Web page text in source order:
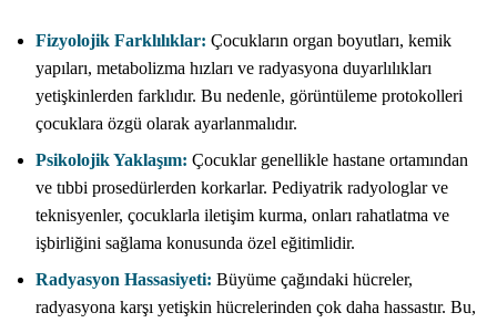
Fizyolojik Farklılıklar: Çocukların organ boyutları, kemik
yapıları, metabolizma hızları ve radyasyona duyarlılıkları
yetişkinlerden farklıdır. Bu nedenle, görüntüleme protokolleri
çocuklara özgü olarak ayarlanmalıdır.
Psikolojik Yaklaşım: Çocuklar genellikle hastane ortamından
ve tıbbi prosedürlerden korkarlar. Pediyatrik radyologlar ve
teknisyenler, çocuklarla iletişim kurma, onları rahatlatma ve
işbirliğini sağlama konusunda özel eğitimlidir.
Radyasyon Hassasiyeti: Büyüme çağındaki hücreler,
radyasyona karşı yetişkin hücrelerinden çok daha hassastır. Bu,